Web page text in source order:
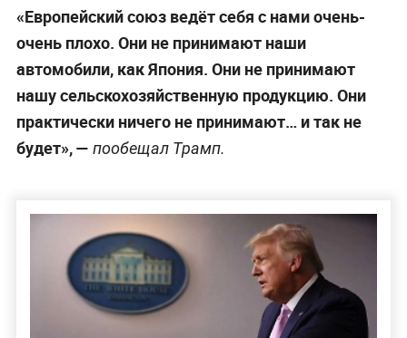
«Европейский союз ведёт себя с нами очень-
очень плохо. Они не принимают наши
автомобили, как Япония. Они не принимают
нашу сельскохозяйственную продукцию. Они
практически ничего не принимают… и так не
будет», — пообещал Трамп.